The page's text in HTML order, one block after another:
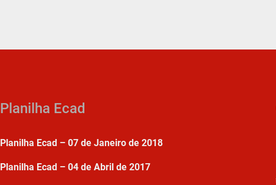
Planilha Ecad
Planilha Ecad – 07 de Janeiro de 2018
Planilha Ecad – 04 de Abril de 2017